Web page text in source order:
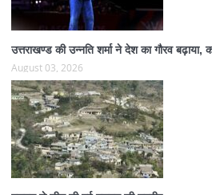
उत्तराखण्ड की उन्नति शर्मा ने देश का गौरव
August 03, 2026